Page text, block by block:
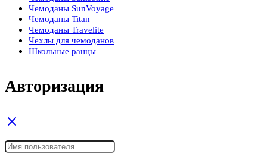
Чемоданы SunVoyage
Чемоданы Titan
Чемоданы Travelite
Чехлы для чемоданов
Школьные ранцы
Авторизация